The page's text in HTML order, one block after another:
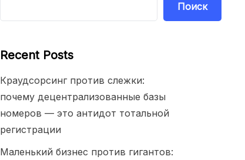
Поиск
Recent Posts
Краудсорсинг против слежки:
почему децентрализованные базы
номеров — это антидот тотальной
регистрации
Маленький бизнес против гигантов: